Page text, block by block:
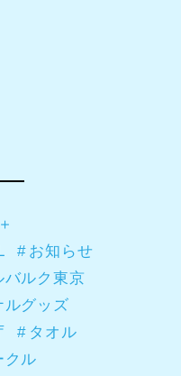
お知らせ
バルク東京
ルグッズ
タオル
クル